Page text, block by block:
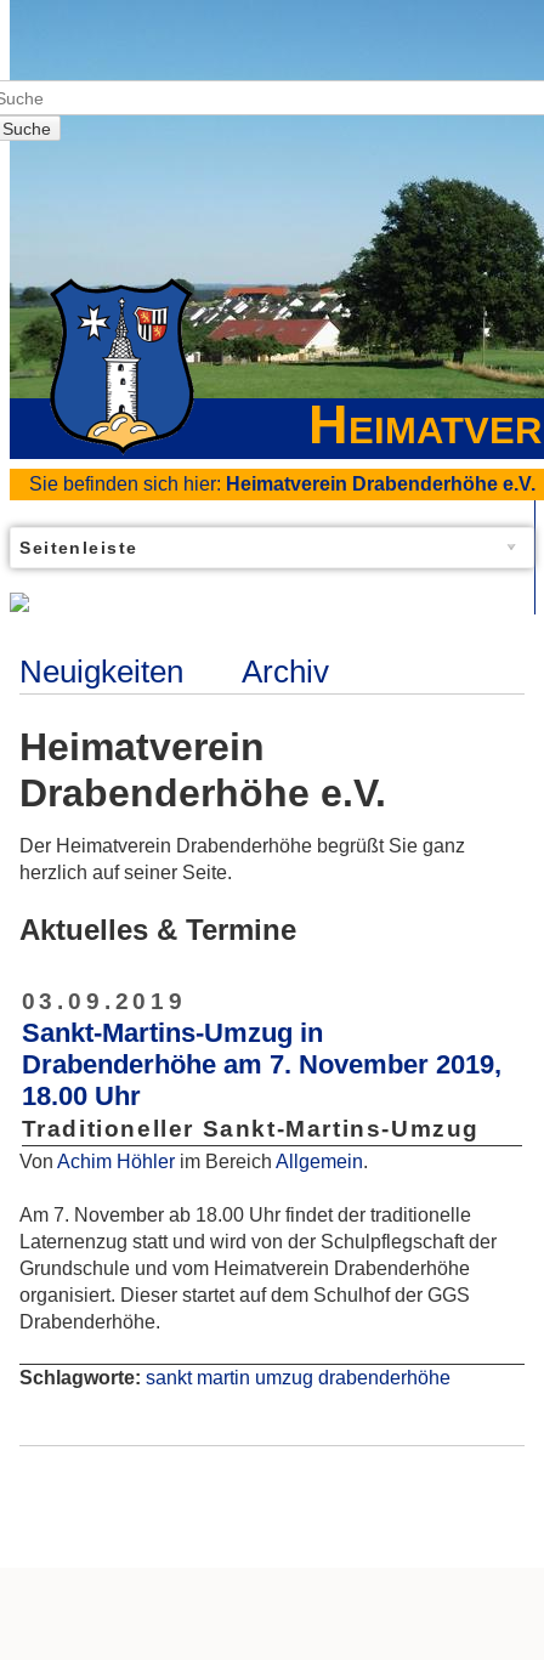
Suche
Sie befinden sich hier: Heimatverein Drabenderhöhe e.V.
Seitenleiste
Neuigkeiten Archiv
Heimatverein
Drabenderhöhe e.V.
Der Heimatverein Drabenderhöhe begrüßt Sie ganz
herzlich auf seiner Seite.
Aktuelles & Termine
03.09.2019
Sankt-Martins-Umzug in
Drabenderhöhe am 7. November 2019,
18.00 Uhr
Traditioneller Sankt-Martins-Umzug
Von Achim Höhler im Bereich Allgemein.
Am 7. November ab 18.00 Uhr findet der traditionelle
Laternenzug statt und wird von der Schulpflegschaft der
Grundschule und vom Heimatverein Drabenderhöhe
organisiert. Dieser startet auf dem Schulhof der GGS
Drabenderhöhe.
Schlagworte: sankt martin umzug drabenderhöhe